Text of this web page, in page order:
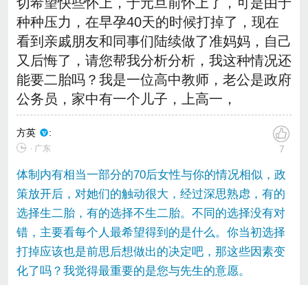
种种压力，在早孕40天的时候打掉了，现在
看到亲戚朋友和同事们陆续做了准妈妈，自己
又后悔了，请您帮我分析分析，我这种情况还
能要二胎吗？我是一位高中教师，老公是政府
公务员，家中有一个儿子，上高一，
方英 :
∙ 广东 7
体制内有相当一部分的70后女性与你的情况相似，政
策放开后，对她们的触动很大，经过深思熟虑，有的
选择生二胎，有的选择不生二胎。不同的选择没有对
错，主要看每个人最希望得到的是什么。你当初选择
打掉应该也是前思后想做出的决定吧，那这些因素变
化了吗？我觉得最重要的是您与先生的意愿。